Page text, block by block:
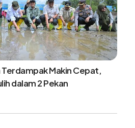
Kosong Bisa Merusak